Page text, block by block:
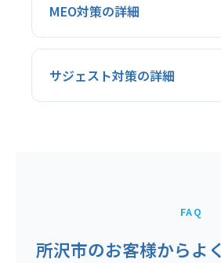
MEO対策の詳細
サジェスト対策の詳細
FAQ
所沢市のお客様からよ